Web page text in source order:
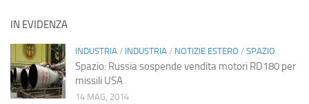
IN EVIDENZA
INDUSTRIA / INDUSTRIA / NOTIZIE ESTERO / SPAZIO
Spazio: Russia sospende vendita motori RD180 per
missili USA
14 MAG, 2014